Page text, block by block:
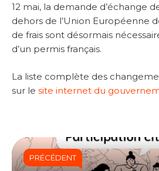
12 mai, la demande d’échange
dehors de l’Union Européenne
de frais sont désormais
d’un permis français.
La liste complète des
sur le site internet du
PRÉCÉDENT